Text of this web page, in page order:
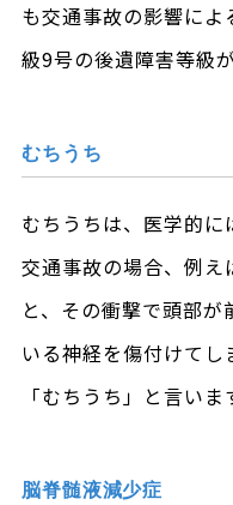
も交通事故の影響に
級9号の後遺障害等級
むちうち
むちうちは、医学的に
交通事故の場合、例え
と、その衝撃で頭部
いる神経を傷付けてし
「むちうち」と言いま
脳脊髄液減少症